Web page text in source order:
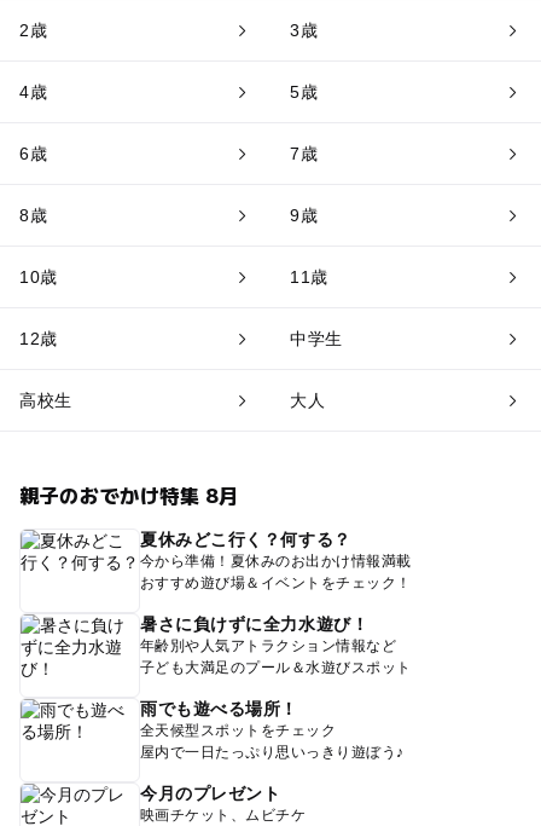
2歳 3歳
4歳 5歳
6歳 7歳
8歳 9歳
10歳 11歳
12歳 中学生
高校生 大人
親子のおでかけ特集 8月
夏休みどこ行く？何する？
今から準備！夏休みのお出かけ情報満載
おすすめ遊び場＆イベントをチェック！
暑さに負けずに全力水遊び！
年齢別や人気アトラクション情報など
子ども大満足のプール＆水遊びスポット
雨でも遊べる場所！
全天候型スポットをチェック
屋内で一日たっぷり思いっきり遊ぼう♪
今月のプレゼント
映画チケット、ムビチケ